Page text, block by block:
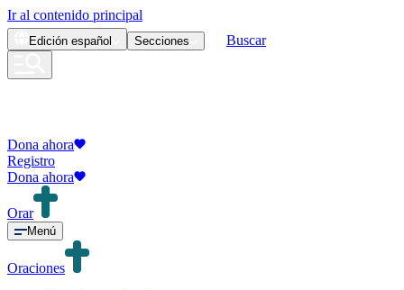
Ir al contenido principal
Edición español Secciones Buscar
Dona ahora
Registro
Dona ahora
Orar
Menú
Oraciones